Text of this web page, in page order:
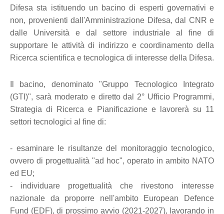
Difesa sta istituendo un bacino di esperti governativi e
non, provenienti dall'Amministrazione Difesa, dal CNR e
dalle Università e dal settore industriale al fine di
supportare le attività di indirizzo e coordinamento della
Ricerca scientifica e tecnologica di interesse della Difesa.
Il bacino, denominato "Gruppo Tecnologico Integrato
(GTI)", sarà moderato e diretto dal 2° Ufficio Programmi,
Strategia di Ricerca e Pianificazione e lavorerà su 11
settori tecnologici al fine di:
- esaminare le risultanze del monitoraggio tecnologico,
ovvero di progettualità "ad hoc", operato in ambito NATO
ed EU;
- individuare progettualità che rivestono interesse
nazionale da proporre nell'ambito European Defence
Fund (EDF), di prossimo avvio (2021-2027), lavorando in